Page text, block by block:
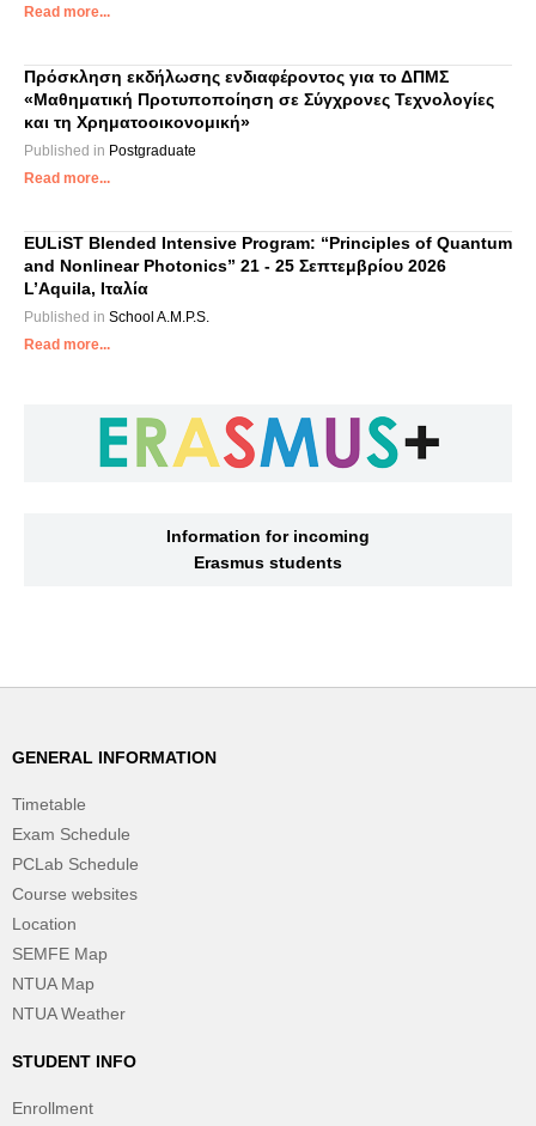
Read more...
Πρόσκληση εκδήλωσης ενδιαφέροντος για το ΔΠΜΣ
«Μαθηματική Προτυποποίηση σε Σύγχρονες Τεχνολογίες
και τη Χρηματοοικονομική»
Published in Postgraduate
Read more...
EULiST Blended Intensive Program: “Principles of Quantum
and Nonlinear Photonics” 21 - 25 Σεπτεμβρίου 2026
L’Aquila, Ιταλία
Published in School A.M.P.S.
Read more...
Information for incoming
Erasmus students
GENERAL INFORMATION
Timetable
Exam Schedule
PCLab Schedule
Course websites
Location
SEMFE Map
NTUA Map
NTUA Weather
STUDENT INFO
Enrollment